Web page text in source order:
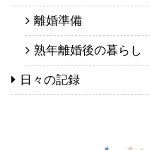
離婚準備
熟年離婚後の暮らし
日々の記録